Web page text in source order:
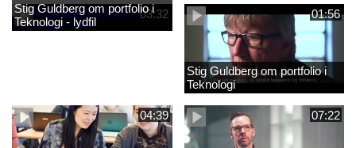
03:32
Stig Guldberg om portfolio i
Teknologi - lydfil
01:56
Stig Guldberg om portfolio i
Teknologi
04:39 07:22